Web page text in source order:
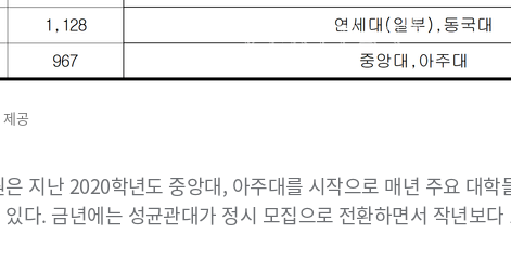
공
지난 2020학년도 중앙대, 아주대를 시작으로 매년 주요 대
다. 금년에는 성균관대가 정시 모집으로 전환하면서 작년보